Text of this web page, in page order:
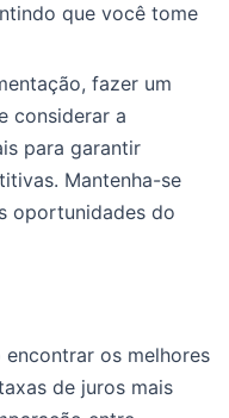
que você tome
fazer um
considerar a
para garantir
Mantenha-se
oportunidades do
os melhores
de juros mais